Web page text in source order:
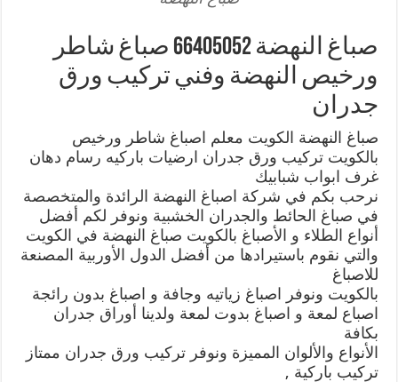
صباغ النهضة 66405052 صباغ شاطر
ورخيص النهضة وفني تركيب ورق
جدران
صباغ النهضة الكويت معلم اصباغ شاطر ورخيص
بالكويت تركيب ورق جدران ارضيات باركيه رسام دهان
غرف ابواب شبابيك
نرحب بكم في شركة اصباغ النهضة الرائدة والمتخصصة
في صباغ الحائط والجدران الخشبية ونوفر لكم أفضل
أنواع الطلاء و الأصباغ بالكويت صباغ النهضة في الكويت
والتي نقوم باستيرادها من أفضل الدول الأوربية المصنعة
للاصباغ
بالكويت ونوفر اصباغ زياتيه وجافة و اصباغ بدون رائجة
اصباع لمعة و اصباغ بدوت لمعة ولدينا أوراق جدران
بكافة
الأنواع والألوان المميزة ونوفر تركيب ورق جدران ممتاز
تركيب باركية ,